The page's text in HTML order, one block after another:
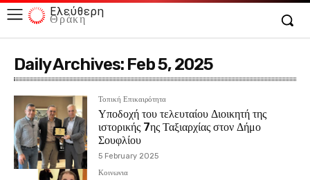
Ελεύθερη
Θράκη
Daily Archives: Feb 5, 2025
Τοπική Επικαιρότητα
Υποδοχή του τελευταίου Διοικητή της
ιστορικής 7ης Ταξιαρχίας στον Δήμο
Σουφλίου
5 February 2025
Κοινωνια